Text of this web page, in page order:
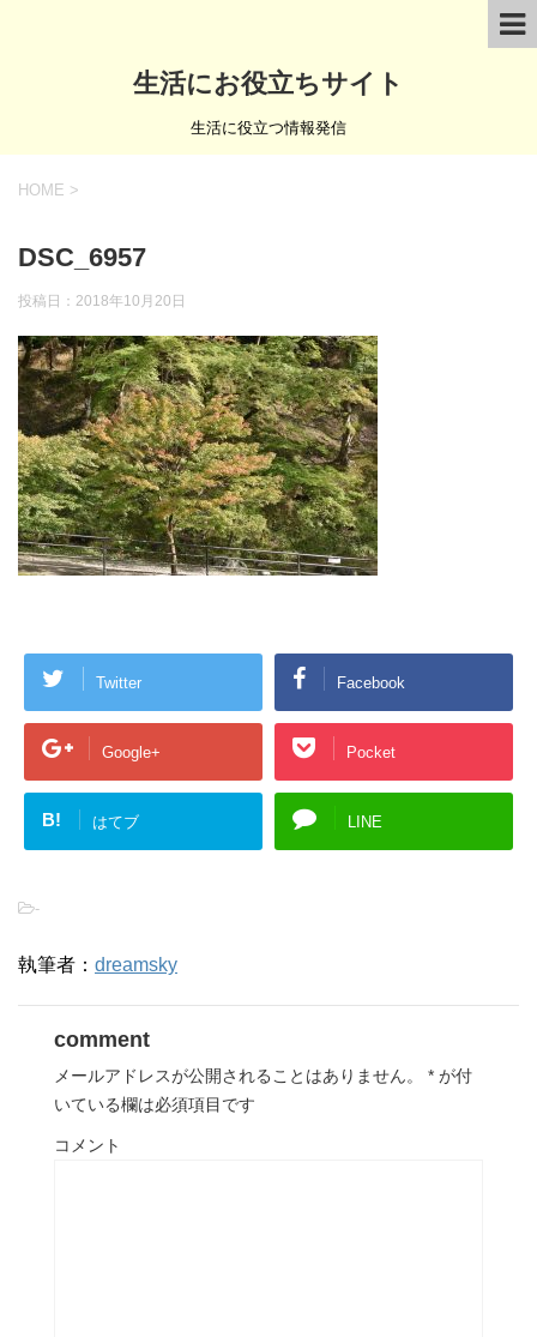
生活にお役立ちサイト
生活に役立つ情報発信
HOME >
DSC_6957
投稿日： 2018年10月20日
Twitter Facebook
Google+ Pocket
B! はてブ LINE
-
執筆者： dreamsky
comment
メールアドレスが公開されることはありません。 * が付
いている欄は必須項目です
コメント